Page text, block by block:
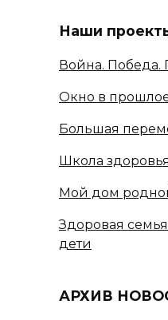
Наши
Война. Победа.
Окно в
Большая
Школа здоровья
Мой дом
Здоровая
дети
АРХИВ